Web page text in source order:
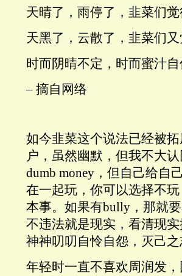
天晴了，雨停了，韭菜们
天黑了，云散了，韭菜们
时而阴晴不定，时而蜜汁
– 摘自网络
如今韭菜这个说法已经被
户，虽然幽默，但我不大
dumb money，但自己给自
在一起玩，你可以选择不
本事。如果有bully，那就
不违法就是现实，看清现
神神叨叨自怜自怨，灭己
年轻时一直不喜欢周润发